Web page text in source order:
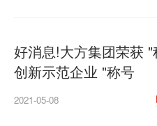
好消息!大方集团荣获 "
创新示范企业 "称号
2021-05-08